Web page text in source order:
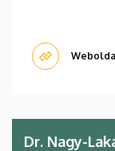
Dr. Nagy-